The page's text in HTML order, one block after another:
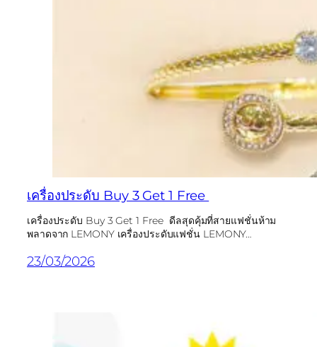
เครื่องประดับ Buy 3 Get 1 Free
เครื่องประดับ Buy 3 Get 1 Free ดีลสุดคุ้มที่สายแฟชั่นห้าม
พลาดจาก LEMONY เครื่องประดับแฟชั่น LEMONY…
23/03/2026